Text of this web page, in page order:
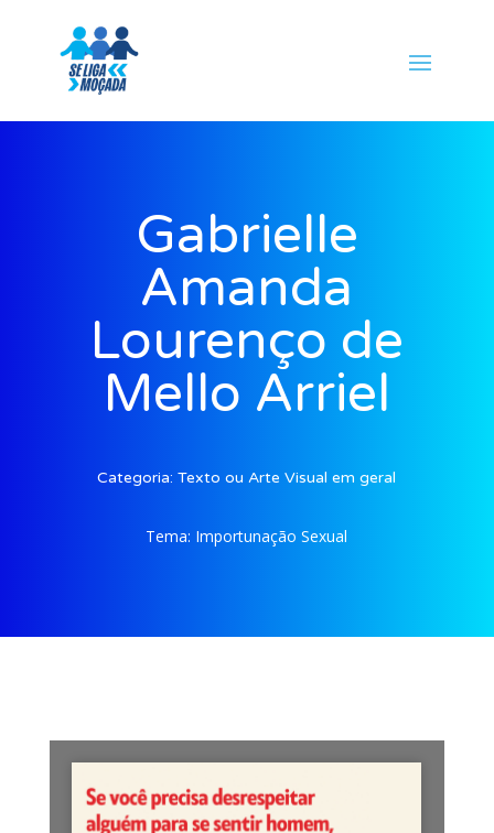
Gabrielle
Amanda
Lourenço de
Mello Arriel
Categoria:Texto ou Arte Visual em geral
Tema: Importunação Sexual